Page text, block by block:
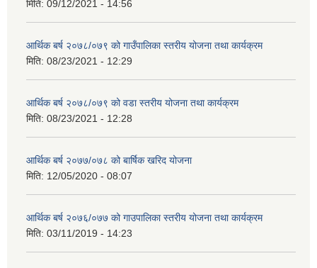
मिति: 09/12/2021 - 14:56
आर्थिक बर्ष २०७८/०७९ को गाउँपालिका स्तरीय योजना तथा कार्यक्रम
मिति: 08/23/2021 - 12:29
आर्थिक बर्ष २०७८/०७९ को वडा स्तरीय योजना तथा कार्यक्रम
मिति: 08/23/2021 - 12:28
आर्थिक बर्ष २०७७/०७८ को बार्षिक खरिद योजना
मिति: 12/05/2020 - 08:07
आर्थिक बर्ष २०७६/०७७ को गाउपालिका स्तरीय योजना तथा कार्यक्रम
मिति: 03/11/2019 - 14:23